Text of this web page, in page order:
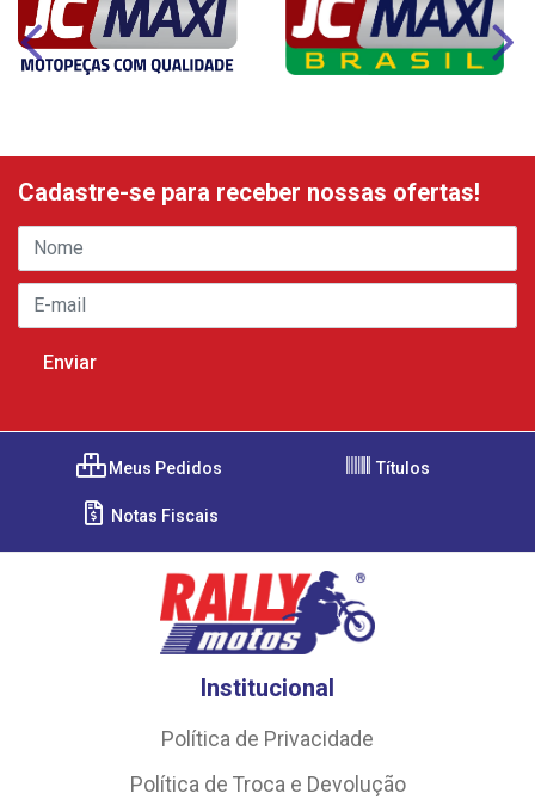
Cadastre-se para receber nossas ofertas!
Meus Pedidos Títulos
Notas Fiscais
Institucional
Política de Privacidade
Política de Troca e Devolução